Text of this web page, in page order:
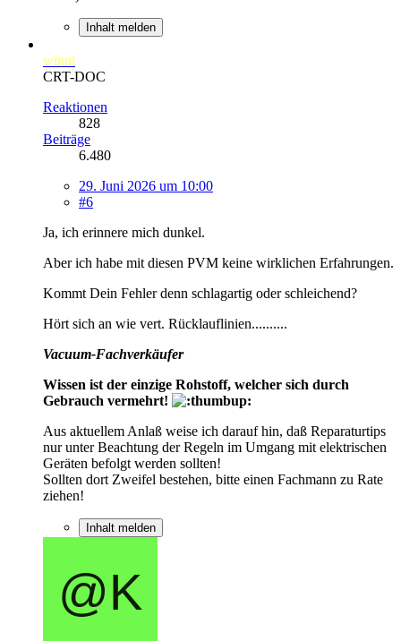
Inhalt melden
winni
CRT-DOC
Reaktionen
828
Beiträge
6.480
29. Juni 2026 um 10:00
#6
Ja, ich erinnere mich dunkel.
Aber ich habe mit diesen PVM keine wirklichen Erfahrungen.
Kommt Dein Fehler denn schlagartig oder schleichend?
Hört sich an wie vert. Rücklauflinien..........
Vacuum-Fachverkäufer
Wissen ist der einzige Rohstoff, welcher sich durch
Gebrauch vermehrt!
Aus aktuellem Anlaß weise ich darauf hin, daß Reparaturtips
nur unter Beachtung der Regeln im Umgang mit elektrischen
Geräten befolgt werden sollten!
Sollten dort Zweifel bestehen, bitte einen Fachmann zu Rate
ziehen!
Inhalt melden